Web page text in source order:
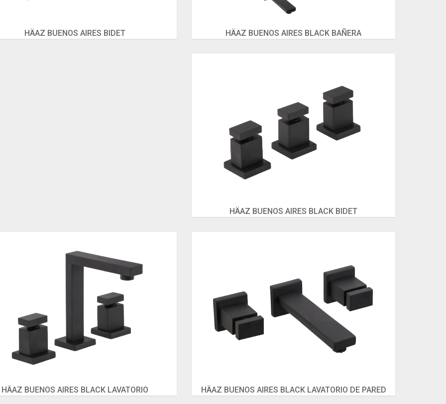
HÄAZ BUENOS AIRES BIDET HÄAZ BUENOS AIRES BLACK BAÑERA
HÄAZ BUENOS AIRES BLACK BIDET
HÄAZ BUENOS AIRES BLACK LAVATORIO HÄAZ BUENOS AIRES BLACK LAVATORIO DE PARED